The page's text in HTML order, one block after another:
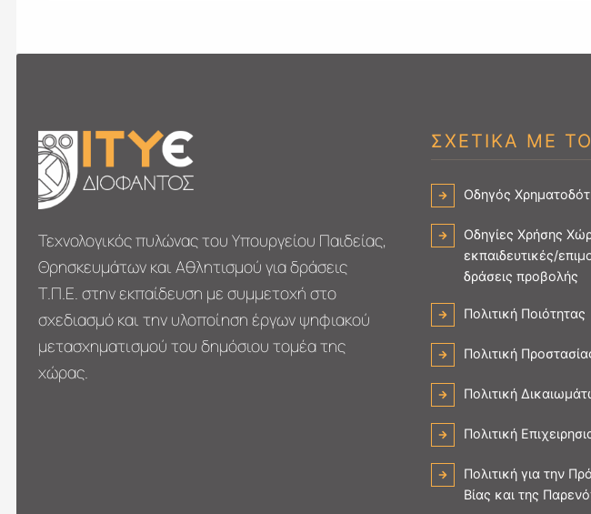
Τεχνολογικός πυλώνας του Υπουργείου Παιδείας,
Θρησκευμάτων και Αθλητισμού για δράσεις
Τ.Π.Ε. στην εκπαίδευση με συμμετοχή στο
σχεδιασμό και την υλοποίηση έργων ψηφιακού
μετασχηματι­σμού του δημόσιου τομέα της
χώρας.
ΣΧΕΤΙΚΑ ΜΕ
Οδηγός
Οδηγίες Χρήσης
εκπαιδευτικές/
δράσεις προβολής
Πολιτική Ποιότητας
Πολιτική
Πολιτική
Πολιτική
Πολιτική για την
Βίας και της